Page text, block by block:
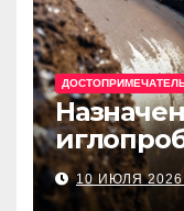
матов
10 ИЮЛЯ 2026